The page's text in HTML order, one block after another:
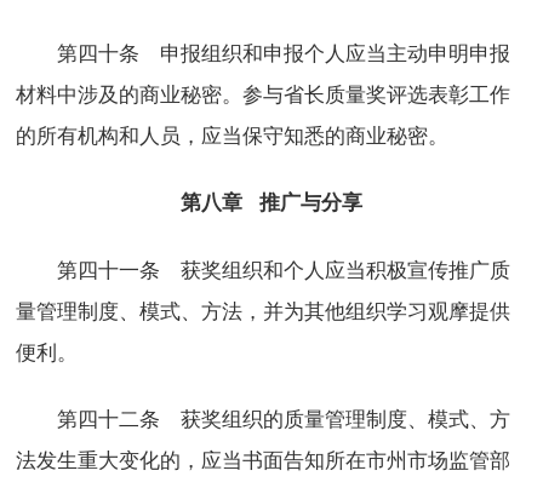
第四十条 申报组织和申报个人应当主动申明申报
材料中涉及的商业秘密。参与省长质量奖评选表彰工作
的所有机构和人员，应当保守知悉的商业秘密。
第八章 推广与分享
第四十一条 获奖组织和个人应当积极宣传推广质
量管理制度、模式、方法，并为其他组织学习观摩提供
便利。
第四十二条 获奖组织的质量管理制度、模式、方
法发生重大变化的，应当书面告知所在市州市场监管部